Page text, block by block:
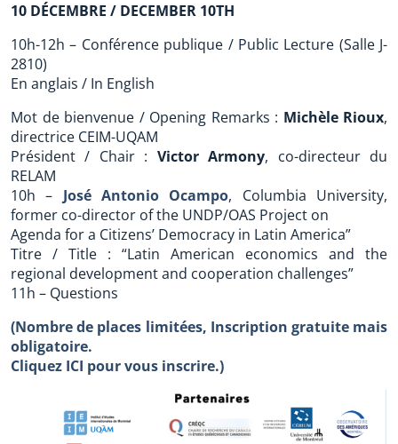
10 DÉCEMBRE / DECEMBER 10TH
10h-12h – Conférence publique / Public Lecture (Salle J-
2810)
En anglais / In English
Mot de bienvenue / Opening Remarks : Michèle Rioux,
directrice CEIM-UQAM
Président / Chair : Victor Armony, co-directeur du
RELAM
10h – José Antonio Ocampo, Columbia University,
former co-director of the UNDP/OAS Project on
Agenda for a Citizens’ Democracy in Latin America”
Titre / Title : “Latin American economics and the
regional development and cooperation challenges”
11h – Questions
(Nombre de places limitées, Inscription gratuite mais
obligatoire.
Cliquez ICI pour vous inscrire.)